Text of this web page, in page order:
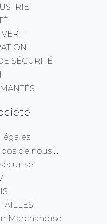
SÉCURITÉ
de nous ...
Marchandise